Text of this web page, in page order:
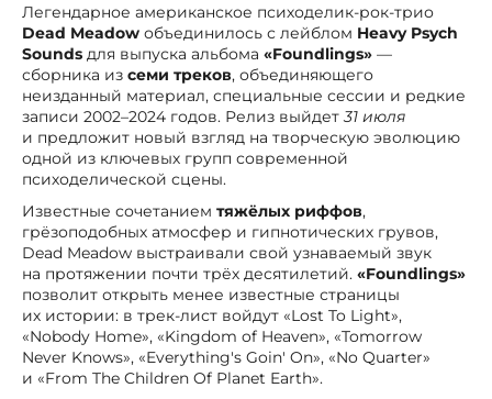
Легендарное американское психоделик-рок-трио
Dead Meadow объединилось с лейблом Heavy Psych
Sounds для выпуска альбома «Foundlings» —
сборника из семи треков, объединяющего
неизданный материал, специальные сессии и редкие
записи 2002–2024 годов. Релиз выйдет31 июля
и предложит новый взгляд на творческую эволюцию
одной из ключевых групп современной
психоделической сцены.
Известные сочетанием тяжёлых риффов,
грёзоподобных атмосфер и гипнотических грувов,
Dead Meadow выстраивали свой узнаваемый звук
на протяжении почти трёх десятилетий. «Foundlings»
позволит открыть менее известные страницы
их истории: в трек-лист войдут «Lost To Light»,
«Nobody Home», «Kingdom of Heaven», «Tomorrow
Never Knows», «Everything's Goin' On», «No Quarter»
и «From The Children Of Planet Earth».